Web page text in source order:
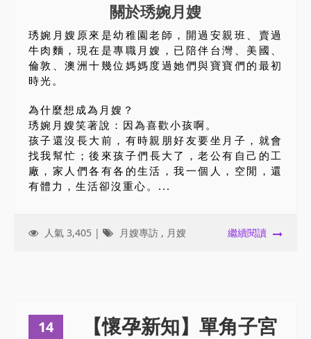
關於琇婉月嫂
琇婉月嫂原來是幼稚園老師，開過安親班、賣過
牛肉麵，現在是專職月嫂，已陪伴台灣、美國、
倫敦、澳洲十幾位媽媽度過她們與寶寶們的最初
時光。
為什麼想成為月嫂？
琇婉月嫂笑著說：因為喜歡小孩啊。
孩子還沒長大前，有時親朋好友要坐月子，就會
找我幫忙；後來孩子們長大了，老公有自己的工
廠，家人們各有各的生活，我一個人，空閒，還
有體力，生活卻沒重心。...
人氣 3,405 | 月嫂專訪 , 月嫂 繼續閱讀
14
【懷孕新知】單角子宮